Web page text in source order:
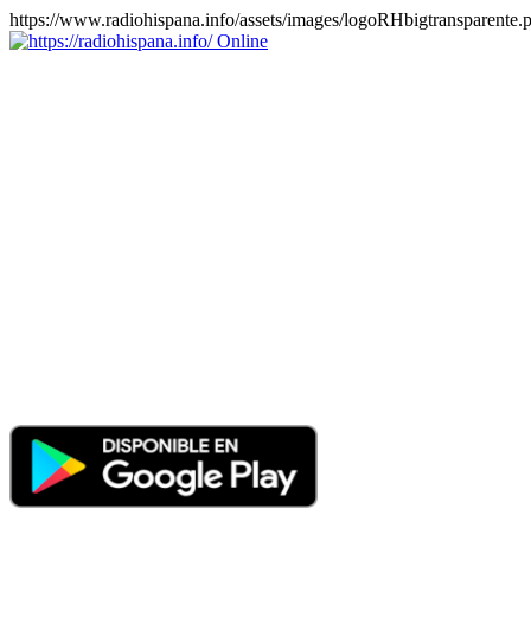
https://www.radiohispana.info/assets/images/
Online